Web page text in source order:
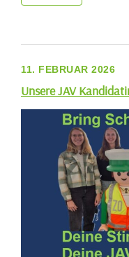
11. FEBRUAR 2026
Unsere JAV